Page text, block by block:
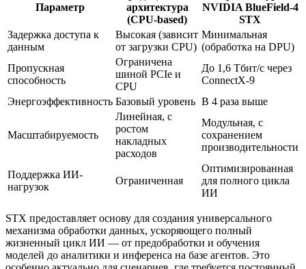
Параметр
архитектура
(CPU-based)
NVIDIA BlueField-4
STX
Задержка доступа к
данным
Высокая (зависит
от загрузки CPU)
Минимальная
(обработка на DPU)
Пропускная
способность
Ограничена
шиной PCIe и
CPU
До 1,6 Тбит/с через
ConnectX-9
Энергоэффективность Базовый уровень В 4 раза выше
Масштабируемость
Линейная, с
ростом
накладных
расходов
Модульная, с
сохранением
производительности
Поддержка ИИ-
нагрузок
Ограниченная
Оптимизированная
для полного цикла
ИИ
STX предоставляет основу для создания универсального
механизма обработки данных, ускоряющего полный
жизненный цикл ИИ — от предобработки и обучения
моделей до аналитики и инференса на базе агентов. Это